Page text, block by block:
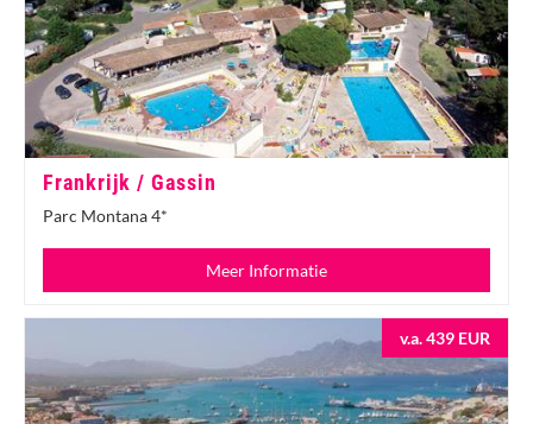
Frankrijk / Gassin
Parc Montana 4*
Meer Informatie
v.a. 439 EUR